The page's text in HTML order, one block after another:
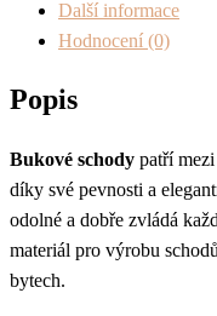
Další informace
Hodnocení (0)
Popis
Bukové schody patří
díky své pevnosti a
odolné a dobře zvládá
materiál pro výrobu
bytech.